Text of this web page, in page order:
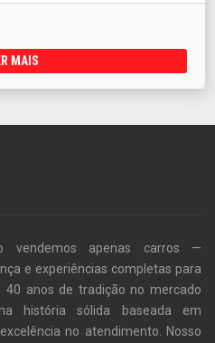
MAIS
vendemos apenas carros —
e experiências completas para
40 anos de tradição no mercado
história sólida baseada em
no atendimento. Nosso